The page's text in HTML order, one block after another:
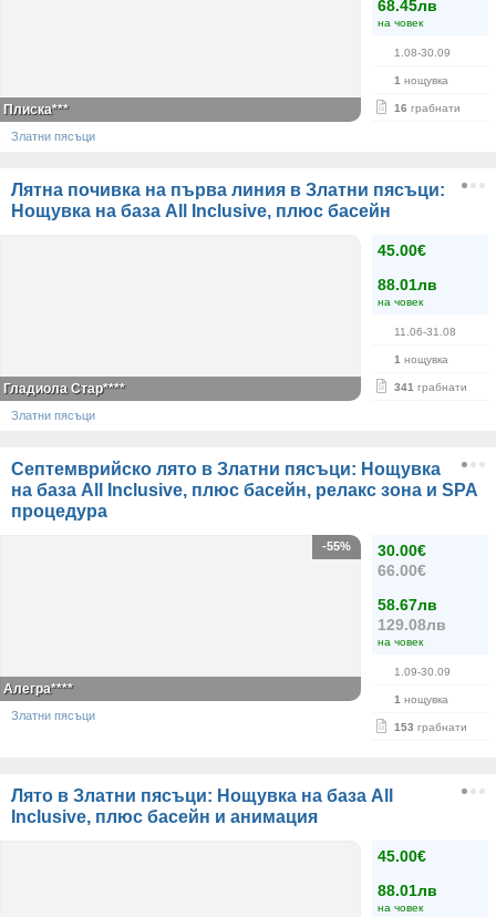
68.45лв
на човек
1.08-30.09
1 нощувка
16 грабнати
Плиска***
Златни пясъци
Лятна почивка на първа линия в Златни пясъци:
Нощувка на база All Inclusive, плюс басейн
45.00€
88.01лв
на човек
11.06-31.08
1 нощувка
341 грабнати
Гладиола Стар****
Златни пясъци
Септемврийско лято в Златни пясъци: Нощувка
на база All Inclusive, плюс басейн, релакс зона и SPA
процедура
30.00€
66.00€
58.67лв
129.08лв
на човек
1.09-30.09
1 нощувка
153 грабнати
-55%
Алегра****
Златни пясъци
Лято в Златни пясъци: Нощувка на база All
Inclusive, плюс басейн и анимация
45.00€
88.01лв
на човек